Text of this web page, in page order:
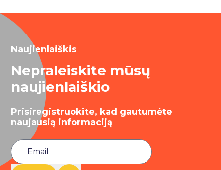
Naujienlaiškis
Nepraleiskite mūsų
naujienlaiškio
Prisiregistruokite, kad gautumėte
naujausią informaciją